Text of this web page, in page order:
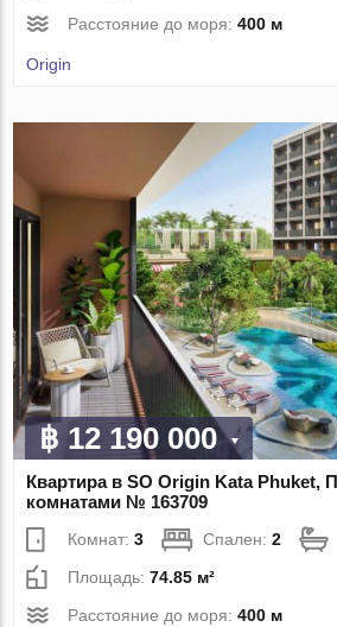
Расстояние до моря:400 м
Origin
฿ 12 190 000
Квартира в SO Origin Kata Phuket,
комнатами № 163709
Комнат:3 Спален:2
Площадь:74.85 м²
Расстояние до моря:400 м